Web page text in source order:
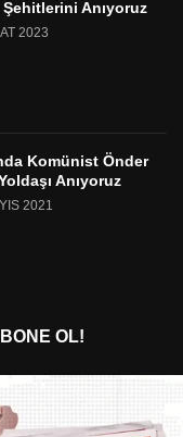
Anıyoruz
2023
Komünist Önder
Anıyoruz
2021
OL!